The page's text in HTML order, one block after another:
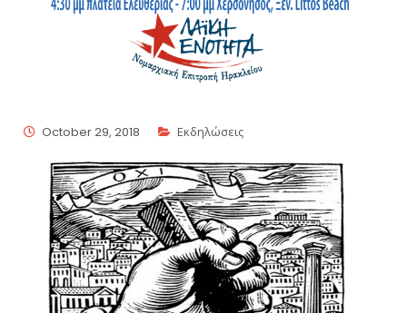
October 29, 2018 Εκδηλώσεις